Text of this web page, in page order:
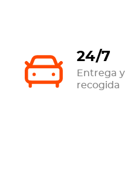
24/7
Entrega y
recogida